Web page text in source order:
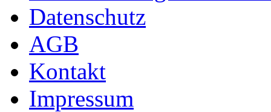
Datenschutz
AGB
Kontakt
Impressum